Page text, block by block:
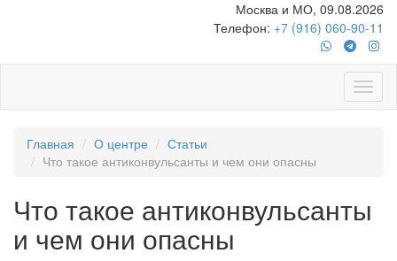
Москва и МО, 09.08.2026
Телефон: +7 (916) 060-90-11
Главная О центре
Статьи
Что такое антиконвульсанты и чем они опасны
Что такое антиконвульсанты
и чем они опасны